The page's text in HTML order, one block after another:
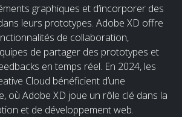
graphiques et d’incorporer des
leurs prototypes. Adobe XD offre
de collaboration,
de partager des prototypes et
en temps réel. En 2024, les
Cloud bénéficient d’une
où Adobe XD joue un rôle clé dans la
et de développement web.